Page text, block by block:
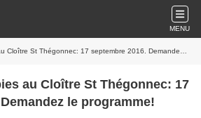
MENU
St Thégonnec: 17 septembre 2016. Demandez le programme!
au Cloître St Thégonnec: 17
le programme!